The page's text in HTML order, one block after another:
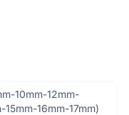
10mm-12mm-
15mm-16mm-17mm)